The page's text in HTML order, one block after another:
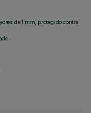
de 1 mm, protegido contra